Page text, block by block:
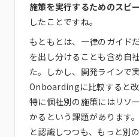
施策を実行するためのスピ
したことですね。
もともとは、一律のガイド
を出し分けることも含め自
た。しかし、開発ラインで
Onboardingに比較すると改
特に個社別の施策にはリソ
かるという課題があります
と認識しつつも、もっと別